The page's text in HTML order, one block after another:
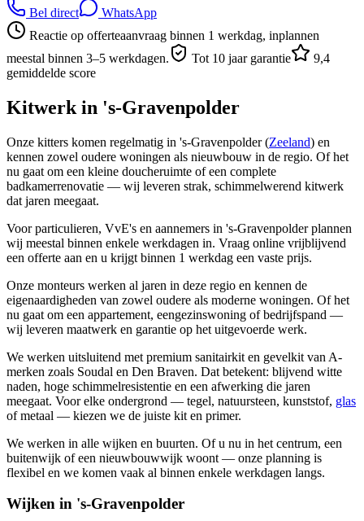
Bel direct
WhatsApp
Reactie op offerteaanvraag binnen 1 werkdag, inplannen
meestal binnen 3–5 werkdagen.
Tot 10 jaar garantie
9,4
gemiddelde score
Kitwerk in 's-Gravenpolder
Onze kitters komen regelmatig in 's-Gravenpolder (Zeeland) en
kennen zowel oudere woningen als nieuwbouw in de regio. Of het
nu gaat om een kleine doucheruimte of een complete
badkamerrenovatie — wij leveren strak, schimmelwerend kitwerk
dat jaren meegaat.
Voor particulieren, VvE's en aannemers in 's-Gravenpolder plannen
wij meestal binnen enkele werkdagen in. Vraag online vrijblijvend
een offerte aan en u krijgt binnen 1 werkdag een vaste prijs.
Onze monteurs werken al jaren in deze regio en kennen de
eigenaardigheden van zowel oudere als moderne woningen. Of het
nu gaat om een appartement, eengezinswoning of bedrijfspand —
wij leveren maatwerk en garantie op het uitgevoerde werk.
We werken uitsluitend met premium sanitairkit en gevelkit van A-
merken zoals Soudal en Den Braven. Dat betekent: blijvend witte
naden, hoge schimmelresistentie en een afwerking die jaren
meegaat. Voor elke ondergrond — tegel, natuursteen, kunststof, glas
of metaal — kiezen we de juiste kit en primer.
We werken in alle wijken en buurten. Of u nu in het centrum, een
buitenwijk of een nieuwbouwwijk woont — onze planning is
flexibel en we komen vaak al binnen enkele werkdagen langs.
Wijken in 's-Gravenpolder